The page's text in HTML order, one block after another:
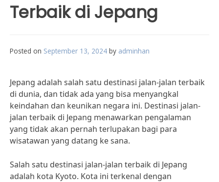
Terbaik di Jepang
Posted on September 13, 2024 by adminhan
Jepang adalah salah satu destinasi jalan-jalan terbaik
di dunia, dan tidak ada yang bisa menyangkal
keindahan dan keunikan negara ini. Destinasi jalan-
jalan terbaik di Jepang menawarkan pengalaman
yang tidak akan pernah terlupakan bagi para
wisatawan yang datang ke sana.
Salah satu destinasi jalan-jalan terbaik di Jepang
adalah kota Kyoto. Kota ini terkenal dengan